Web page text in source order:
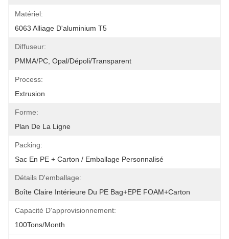
Matériel:
6063 Alliage D'aluminium T5
Diffuseur:
PMMA/PC, Opal/Dépoli/Transparent
Process:
Extrusion
Forme:
Plan De La Ligne
Packing:
Sac En PE + Carton / Emballage Personnalisé
Détails D'emballage:
Boîte Claire Intérieure Du PE Bag+EPE FOAM+Carton
Capacité D'approvisionnement:
100Tons/Month